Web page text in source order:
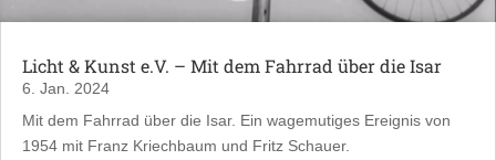
Licht & Kunst e.V. – Mit dem Fahrrad über die Isar
6. Jan. 2024
Mit dem Fahrrad über die Isar. Ein wagemutiges Ereignis von
1954 mit Franz Kriechbaum und Fritz Schauer.